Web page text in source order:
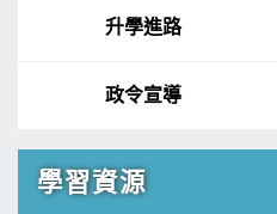
升學進路
政令宣導
學習資源